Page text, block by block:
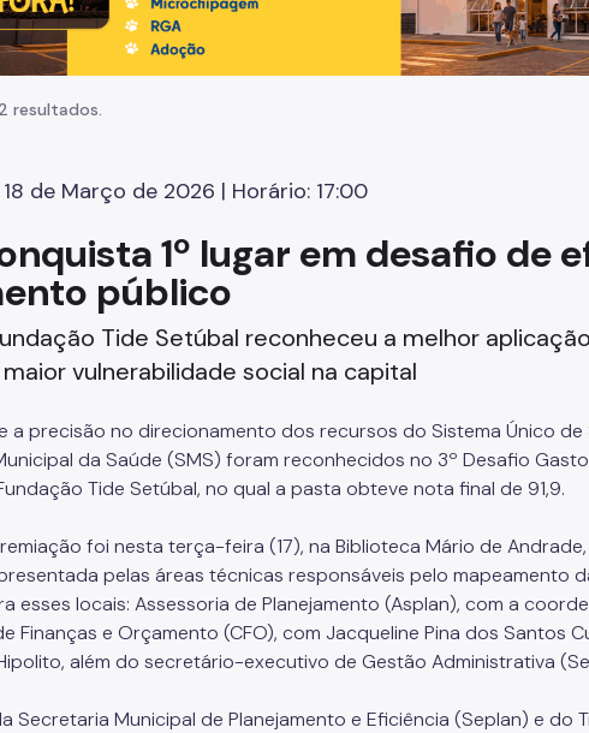
resultados.
de Março de 2026 | Horário: 17:00
1º lugar em desafio de
público
Tide Setúbal reconheceu a melhor
vulnerabilidade social na capital
a precisão no direcionamento dos recursos do Sistema Único de
da Saúde (SMS) foram reconhecidos no 3º Desafio
Tide Setúbal, no qual a pasta obteve nota final de 91,9.
foi nesta terça-feira (17), na Biblioteca Mário de
pelas áreas técnicas responsáveis pelo mapeamento
esses locais: Assessoria de Planejamento (Asplan), com a
Finanças e Orçamento (CFO), com Jacqueline Pina dos Santos
além do secretário-executivo de Gestão Administrativa
Secretaria Municipal de Planejamento e Eficiência (Seplan) e do